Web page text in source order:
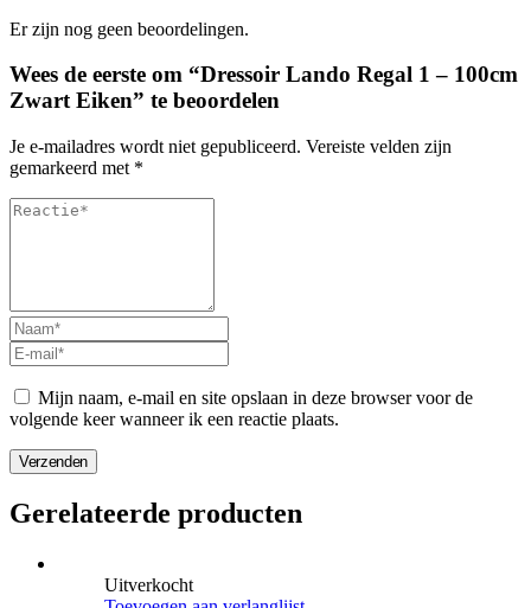
Er zijn nog geen beoordelingen.
Wees de eerste om “Dressoir Lando Regal 1 – 100cm
Zwart Eiken” te beoordelen
Je e-mailadres wordt niet gepubliceerd. Vereiste velden zijn
gemarkeerd met *
Mijn naam, e-mail en site opslaan in deze browser voor de
volgende keer wanneer ik een reactie plaats.
Verzenden
Gerelateerde producten
Uitverkocht